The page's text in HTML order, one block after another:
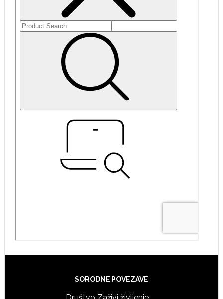
SORODNE POVEZAVE